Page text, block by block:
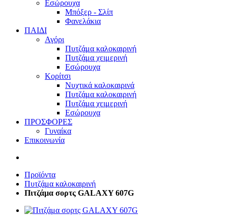
Εσώρουχα
Μπόξερ - Σλίπ
Φανελάκια
ΠΑΙΔΙ
Αγόρι
Πυτζάμα καλοκαιρινή
Πυτζάμα χειμερινή
Εσώρουχα
Κορίτσι
Νυχτικά καλοκαιρινά
Πυτζάμα καλοκαιρινή
Πυτζάμα χειμερινή
Εσώρουχα
ΠΡΟΣΦΟΡΕΣ
Γυναίκα
Επικοινωνία
Προϊόντα
Πυτζάμα καλοκαιρινή
Πιτζάμα σορτς GALAXY 607G